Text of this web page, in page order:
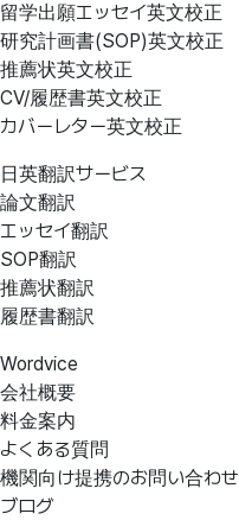
留学出願エッセイ英文校正
研究計画書(SOP)英文校正
推薦状英文校正
CV/履歴書英文校正
カバーレター英文校正
日英翻訳サービス
論文翻訳
エッセイ翻訳
SOP翻訳
推薦状翻訳
履歴書翻訳
Wordvice
会社概要
料金案内
よくある質問
機関向け提携のお問い合わせ
ブログ